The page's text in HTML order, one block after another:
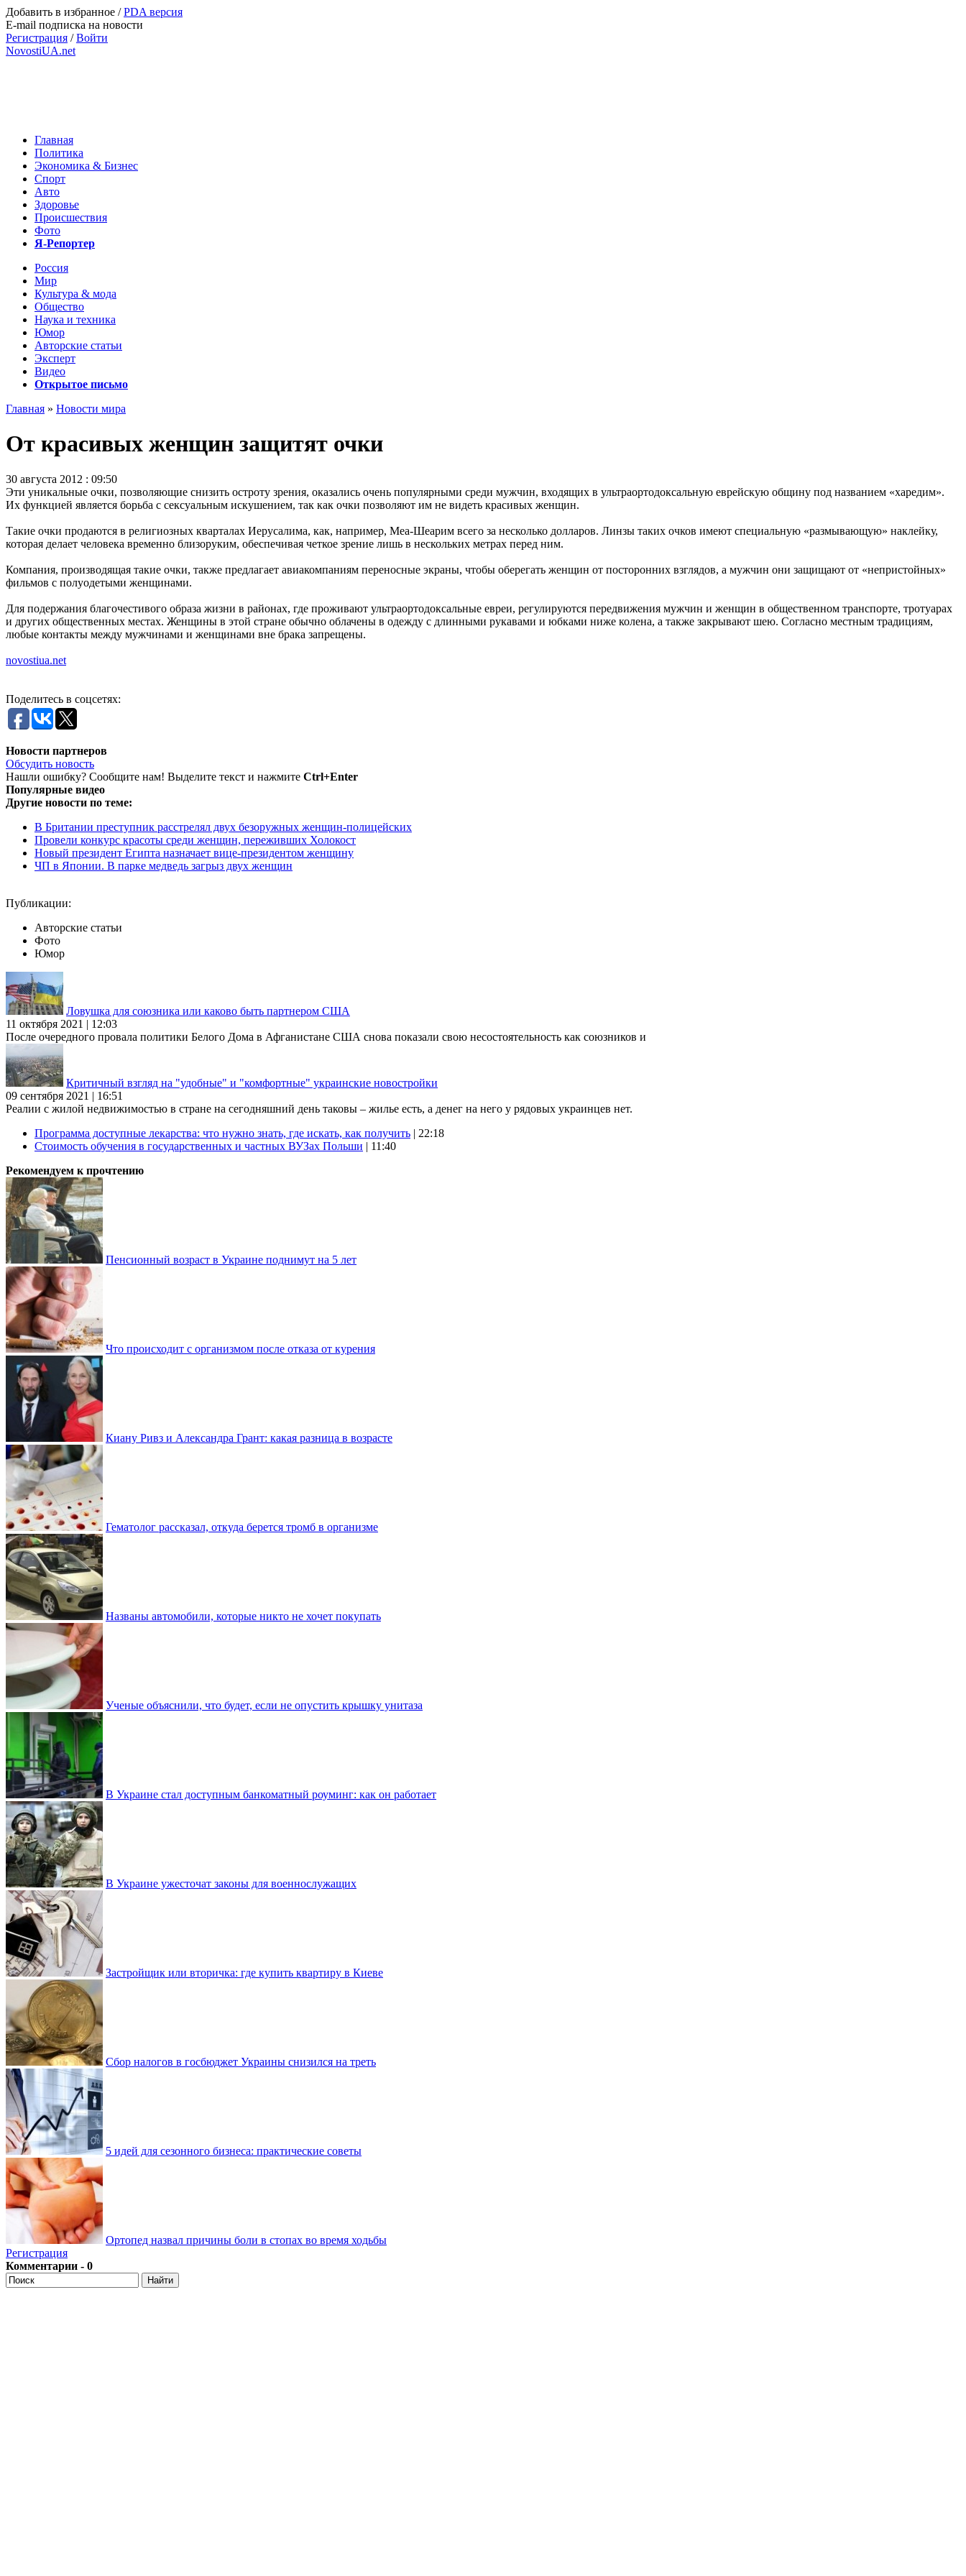
Добавить в избранное /PDA версия
E-mail подписка на новости
Регистрация /Войти
NovostiUA.net
Главная
Политика
Экономика & Бизнес
Спорт
Авто
Здоровье
Происшествия
Фото
Я-Репортер
Россия
Мир
Культура & мода
Общество
Наука и техника
Юмор
Авторские статьи
Эксперт
Видео
Открытое письмо
Главная » Новости мира
От красивых женщин защитят очки
30 августа 2012 : 09:50
Эти уникальные очки, позволяющие снизить остроту зрения, оказались очень популярными среди мужчин, входящих в ультраортодоксальную еврейскую общину под названием «харедим».
Их функцией является борьба с сексуальным искушением, так как очки позволяют им не видеть красивых женщин.
Такие очки продаются в религиозных кварталах Иерусалима, как, например, Меа-Шеарим всего за несколько долларов. Линзы таких очков имеют специальную «размывающую» наклейку,
которая делает человека временно близоруким, обеспечивая четкое зрение лишь в нескольких метрах перед ним.
Компания, производящая такие очки, также предлагает авиакомпаниям переносные экраны, чтобы оберегать женщин от посторонних взглядов, а мужчин они защищают от «непристойных»
фильмов с полуодетыми женщинами.
Для подержания благочестивого образа жизни в районах, где проживают ультраортодоксальные евреи, регулируются передвижения мужчин и женщин в общественном транспорте, тротуарах
и других общественных местах. Женщины в этой стране обычно облачены в одежду с длинными рукавами и юбками ниже колена, а также закрывают шею. Согласно местным традициям,
любые контакты между мужчинами и женщинами вне брака запрещены.
novostiua.net
Поделитесь в соцсетях:
Новости партнеров
Обсудить новость
Нашли ошибку? Сообщите нам! Выделите текст и нажмите Ctrl+Enter
Популярные видео
Другие новости по теме:
В Британии преступник расстрелял двух безоружных женщин-полицейских
Провели конкурс красоты среди женщин, переживших Холокост
Новый президент Египта назначает вице-президентом женщину
ЧП в Японии. В парке медведь загрыз двух женщин
Публикации:
Авторские статьи
Фото
Юмор
Ловушка для союзника или каково быть партнером США
11 октября 2021 | 12:03
После очередного провала политики Белого Дома в Афганистане США снова показали свою несостоятельность как союзников и
Критичный взгляд на "удобные" и "комфортные" украинские новостройки
09 сентября 2021 | 16:51
Реалии с жилой недвижимостью в стране на сегодняшний день таковы – жилье есть, а денег на него у рядовых украинцев нет.
Программа доступные лекарства: что нужно знать, где искать, как получить | 22:18
Стоимость обучения в государственных и частных ВУЗах Польши | 11:40
Рекомендуем к прочтению
Пенсионный возраст в Украине поднимут на 5 лет
Что происходит с организмом после отказа от курения
Киану Ривз и Александра Грант: какая разница в возрасте
Гематолог рассказал, откуда берется тромб в организме
Названы автомобили, которые никто не хочет покупать
Ученые объяснили, что будет, если не опустить крышку унитаза
В Украине стал доступным банкоматный роуминг: как он работает
В Украине ужесточат законы для военнослужащих
Застройщик или вторичка: где купить квартиру в Киеве
Сбор налогов в госбюджет Украины снизился на треть
5 идей для сезонного бизнеса: практические советы
Ортопед назвал причины боли в стопах во время ходьбы
Регистрация
Комментарии - 0